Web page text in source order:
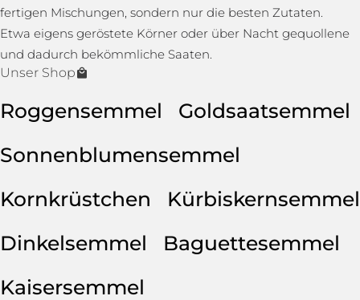
fertigen Mischungen, sondern nur die besten Zutaten.
Etwa eigens geröstete Körner oder über Nacht gequollene
und dadurch bekömmliche Saaten.
Unser Shop
Roggensemmel
Goldsaatsemmel
Sonnenblumensemmel
Kornkrüstchen
Kürbiskernsemmel
Dinkelsemmel
Baguettesemmel
Kaisersemmel